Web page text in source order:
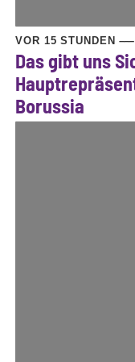
VOR 15 STUNDEN
Das gibt uns
Borussia